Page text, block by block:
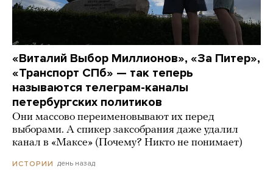
«Виталий Выбор Миллионов», «За Питер»,
«Транспорт СПб» — так теперь
называются телеграм-каналы
петербургских политиков
Они массово переименовывают их перед
выборами. А спикер заксобрания даже удалил
канал в «Максе» (Почему? Никто не понимает)
ИСТОРИИ день назад